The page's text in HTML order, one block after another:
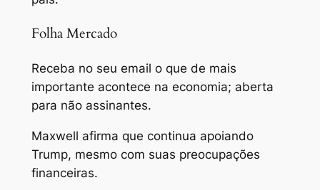
Folha Mercado
Receba no seu email o que de mais
importante acontece na economia; aberta
para não assinantes.
Maxwell afirma que continua apoiando
Trump, mesmo com suas preocupações
financeiras.